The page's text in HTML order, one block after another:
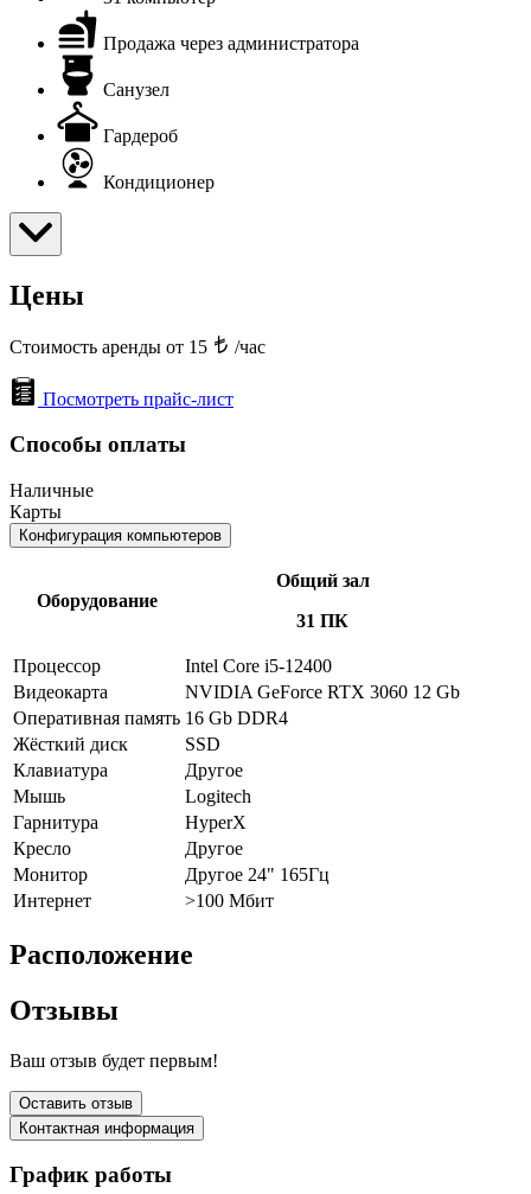
Продажа через администратора
Санузел
Гардероб
Кондиционер
Цены
Стоимость аренды от 15 /час
Посмотреть прайс-лист
Способы оплаты
Наличные
Карты
Конфигурация компьютеров
Оборудование
Общий зал
31 ПК
Процессор
Intel Core i5-12400
Видеокарта
NVIDIA GeForce RTX 3060 12 Gb
Оперативная память 16 Gb DDR4
Жёсткий диск
SSD
Клавиатура
Другое
Мышь
Logitech
Гарнитура
HyperX
Кресло
Другое
Монитор
Другое 24" 165Гц
Интернет
>100 Мбит
Расположение
Отзывы
Ваш отзыв будет первым!
Оставить отзыв
Контактная информация
График работы